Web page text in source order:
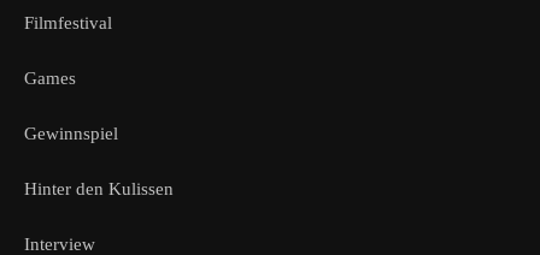
Filmfestival
Games
Gewinnspiel
Hinter den Kulissen
Interview